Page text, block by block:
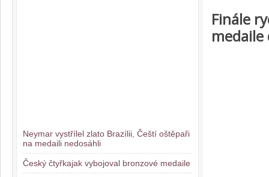
Neymar vystřílel zlato Brazílii, Čeští oštěpaři
na medaili nedosáhli
Český čtyřkajak vybojoval bronzové medaile
Finále